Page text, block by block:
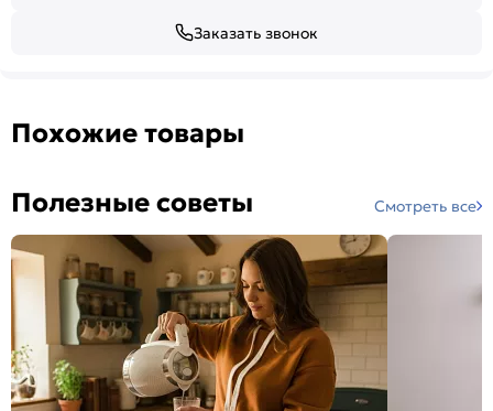
Заказать звонок
Похожие товары
Полезные советы Смотреть все